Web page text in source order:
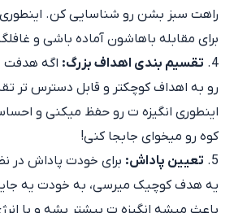
راهت سبز بشن رو شناسایی کن. اینطوری
برای مقابله باهاشون آماده باشی و
تقسیم بندی اهداف بزرگ: اگه هدفت
رو به اهداف کوچکتر و قابل دسترس تر
اینطوری انگیزه ت رو حفظ میکنی و
کوه رو میخوای جابجا کنی!
تعیین پاداش: برای خودت پاداش در
یه هدف کوچیک میرسی، به خودت یه